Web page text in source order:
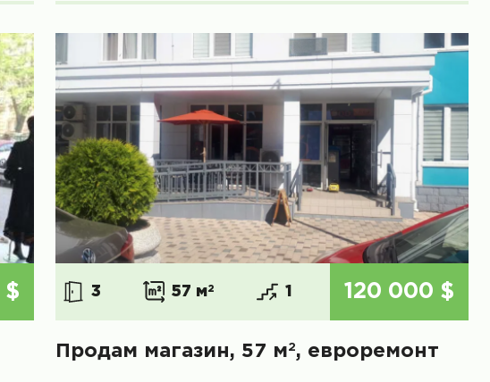
$ 3 57 м2 1 120 000 $
Продам магазин, 57 м2, евроремонт